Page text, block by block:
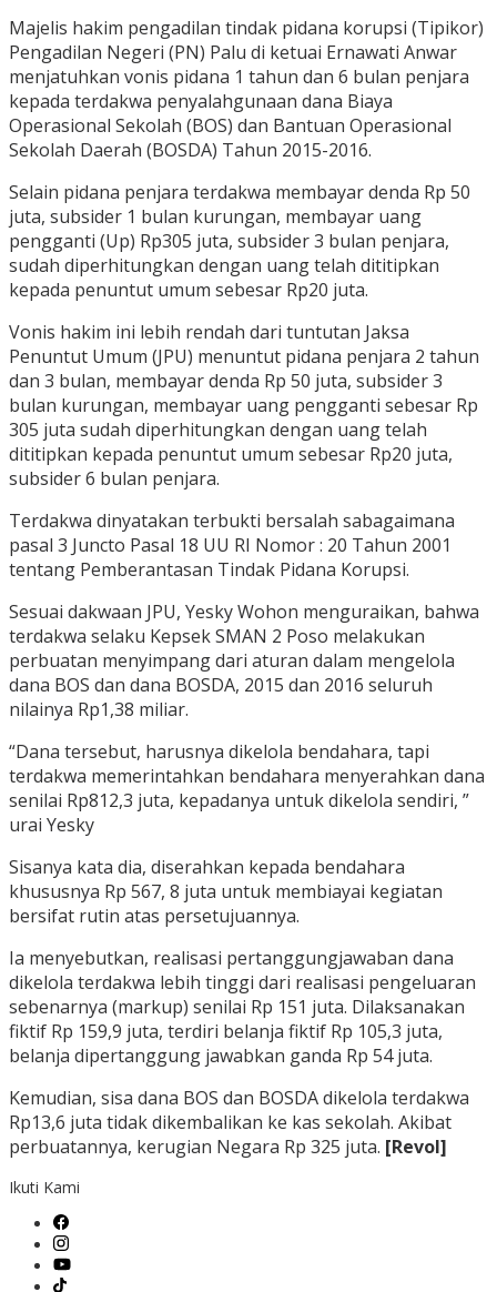
Majelis hakim pengadilan tindak pidana korupsi (Tipikor)
Pengadilan Negeri (PN) Palu di ketuai Ernawati Anwar
menjatuhkan vonis pidana 1 tahun dan 6 bulan penjara
kepada terdakwa penyalahgunaan dana Biaya
Operasional Sekolah (BOS) dan Bantuan Operasional
Sekolah Daerah (BOSDA) Tahun 2015-2016.
Selain pidana penjara terdakwa membayar denda Rp 50
juta, subsider 1 bulan kurungan, membayar uang
pengganti (Up) Rp305 juta, subsider 3 bulan penjara,
sudah diperhitungkan dengan uang telah dititipkan
kepada penuntut umum sebesar Rp20 juta.
Vonis hakim ini lebih rendah dari tuntutan Jaksa
Penuntut Umum (JPU) menuntut pidana penjara 2 tahun
dan 3 bulan, membayar denda Rp 50 juta, subsider 3
bulan kurungan, membayar uang pengganti sebesar Rp
305 juta sudah diperhitungkan dengan uang telah
dititipkan kepada penuntut umum sebesar Rp20 juta,
subsider 6 bulan penjara.
Terdakwa dinyatakan terbukti bersalah sabagaimana
pasal 3 Juncto Pasal 18 UU RI Nomor : 20 Tahun 2001
tentang Pemberantasan Tindak Pidana Korupsi.
Sesuai dakwaan JPU, Yesky Wohon menguraikan, bahwa
terdakwa selaku Kepsek SMAN 2 Poso melakukan
perbuatan menyimpang dari aturan dalam mengelola
dana BOS dan dana BOSDA, 2015 dan 2016 seluruh
nilainya Rp1,38 miliar.
“Dana tersebut, harusnya dikelola bendahara, tapi
terdakwa memerintahkan bendahara menyerahkan dana
senilai Rp812,3 juta, kepadanya untuk dikelola sendiri, ”
urai Yesky
Sisanya kata dia, diserahkan kepada bendahara
khususnya Rp 567, 8 juta untuk membiayai kegiatan
bersifat rutin atas persetujuannya.
Ia menyebutkan, realisasi pertanggungjawaban dana
dikelola terdakwa lebih tinggi dari realisasi pengeluaran
sebenarnya (markup) senilai Rp 151 juta. Dilaksanakan
fiktif Rp 159,9 juta, terdiri belanja fiktif Rp 105,3 juta,
belanja dipertanggung jawabkan ganda Rp 54 juta.
Kemudian, sisa dana BOS dan BOSDA dikelola terdakwa
Rp13,6 juta tidak dikembalikan ke kas sekolah. Akibat
perbuatannya, kerugian Negara Rp 325 juta. [Revol]
Ikuti Kami